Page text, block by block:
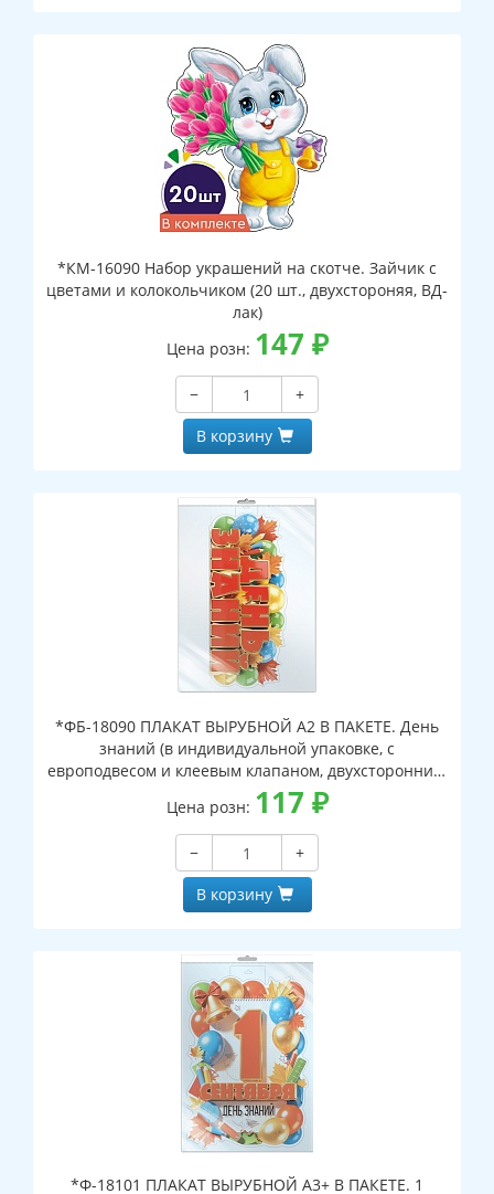
*КМ-16090 Набор украшений на скотче. Зайчик с
цветами и колокольчиком (20 шт., двухстороняя, ВД-
лак)
Цена розн: 147 ₽
−
+
В корзину
*ФБ-18090 ПЛАКАТ ВЫРУБНОЙ А2 В ПАКЕТЕ. День
знаний (в индивидуальной упаковке, с
европодвесом и клеевым клапаном, двухсторонний,
ВД-лак)
Цена розн: 117 ₽
−
+
В корзину
*Ф-18101 ПЛАКАТ ВЫРУБНОЙ А3+ В ПАКЕТЕ. 1